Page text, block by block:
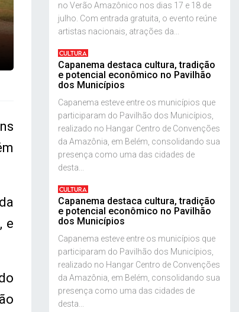
e
no Verão Amazônico nos dias 17 e 18 de
julho. Com entrada gratuita, o evento reúne
artistas nacionais, atrações da...
CULTURA
Capanema destaca cultura, tradição
e potencial econômico no Pavilhão
dos Municípios
Capanema esteve entre os municípios que
participaram do Pavilhão dos Municípios,
realizado no Hangar Centro de Convenções
da Amazônia, em Belém, consolidando sua
presença como uma das cidades de
desta...
CULTURA
Capanema destaca cultura, tradição
e potencial econômico no Pavilhão
dos Municípios
Capanema esteve entre os municípios que
participaram do Pavilhão dos Municípios,
realizado no Hangar Centro de Convenções
da Amazônia, em Belém, consolidando sua
presença como uma das cidades de
desta...